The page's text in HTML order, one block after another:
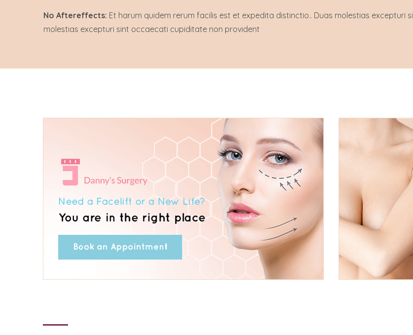
No Aftereffects: Et harum quidem rerum facilis est et expedita distinctio.. Duas molestias excepturi
molestias excepturi sint occaecati cupiditate non provident